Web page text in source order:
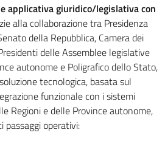
applicativa giuridico/legislativa con
alla collaborazione tra Presidenza
della Repubblica, Camera dei
delle Assemblee legislative
autonome e Poligrafico dello Stato,
tecnologica, basata sul
funzionale con i sistemi
Regioni e delle Province autonome,
passaggi operativi: